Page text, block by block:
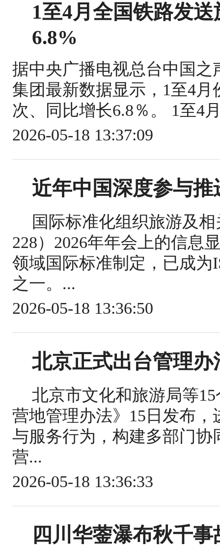
1至4月全国铁路发
6.8%
据中央广播电视总台中国
集团最新数据显示，1至4月
次、同比增长6.8％。 1至4
2026-05-18 13:37:09
近年中国深度参与
国际标准化组织旅游及
228）2026年年会上的信息
领域国际标准制定，已成为
之一。...
2026-05-18 13:36:50
北京正式出台管理
北京市文化和旅游局等
营地管理办法》15日发布
与服务行为，构建多部门
营...
2026-05-18 13:36:33
四川华蓥瀑布秋千